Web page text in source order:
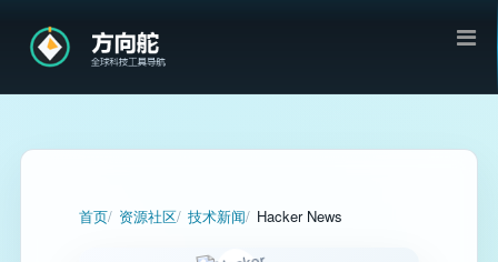
首页 资源社区 技术新闻 Hacker News